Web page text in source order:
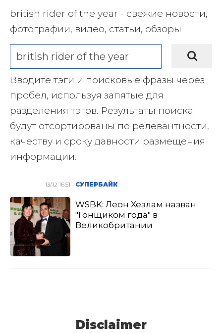
british rider of the year - свежие новости,
фотографии, видео, статьи, обзоры
Вводите тэги и поисковые фразы через
пробел, используя запятые для
разделения тэгов. Результаты поиска
будут отсортированы по релевантности,
качеству и сроку давности размещения
информации.
13/12 16:51 СУПЕРБАЙК
WSBK: Леон Хезлам назван
"Гонщиком года" в
Великобритании
Disclaimer